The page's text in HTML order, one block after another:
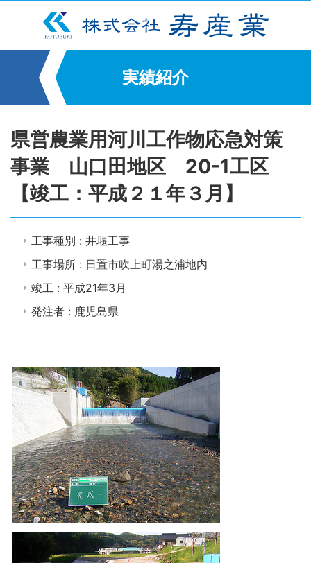
実績紹介
県営農業用河川工作物応急対策
事業 山口田地区 20-1工区
【竣工：平成２１年３月】
工事種別 : 井堰工事
工事場所 : 日置市吹上町湯之浦地内
竣工 : 平成21年3月
発注者 : 鹿児島県